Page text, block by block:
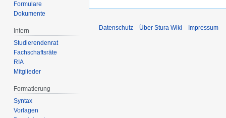
Formulare
Dokumente
Intern
Studierendenrat
Fachschaftsräte
RIA
Mitglieder
Formatierung
Syntax
Vorlagen
Datenschutz Über Stura Wiki Impressum